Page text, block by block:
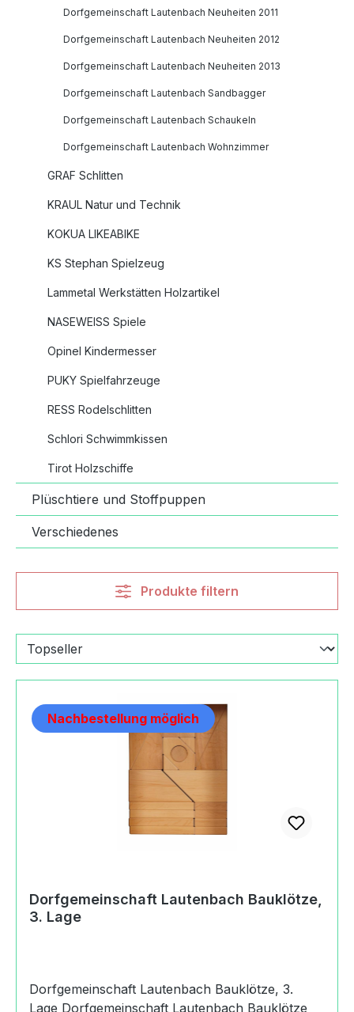
Dorfgemeinschaft Lautenbach Neuheiten 2011
Dorfgemeinschaft Lautenbach Neuheiten 2012
Dorfgemeinschaft Lautenbach Neuheiten 2013
Dorfgemeinschaft Lautenbach Sandbagger
Dorfgemeinschaft Lautenbach Schaukeln
Dorfgemeinschaft Lautenbach Wohnzimmer
GRAF Schlitten
KRAUL Natur und Technik
KOKUA LIKEABIKE
KS Stephan Spielzeug
Lammetal Werkstätten Holzartikel
NASEWEISS Spiele
Opinel Kindermesser
PUKY Spielfahrzeuge
RESS Rodelschlitten
Schlori Schwimmkissen
Tirot Holzschiffe
Plüschtiere und Stoffpuppen
Verschiedenes
Produkte filtern
Nachbestellung möglich
Dorfgemeinschaft Lautenbach Bauklötze,
3. Lage
Dorfgemeinschaft Lautenbach Bauklötze, 3.
Lage Dorfgemeinschaft Lautenbach Bauklötze